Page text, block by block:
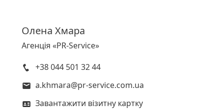
Олена Хмара
Агенція «PR-Service»
+38 044 501 32 44
a.khmara@pr-service.com.ua
Завантажити візитну картку